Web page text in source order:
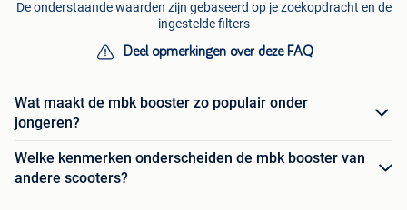
De onderstaande waarden zijn gebaseerd op je zoekopdracht en de
ingestelde filters
Deel opmerkingen over deze FAQ
Wat maakt de mbk booster zo populair onder
jongeren?
Welke kenmerken onderscheiden de mbk booster van
andere scooters?